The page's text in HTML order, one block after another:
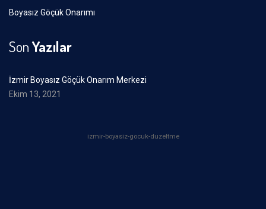
Boyasız Göçük Onarımı
SonYazılar
İzmir Boyasız Göçük Onarım Merkezi
Ekim 13, 2021
izmir-boyasiz-gocuk-duzeltme